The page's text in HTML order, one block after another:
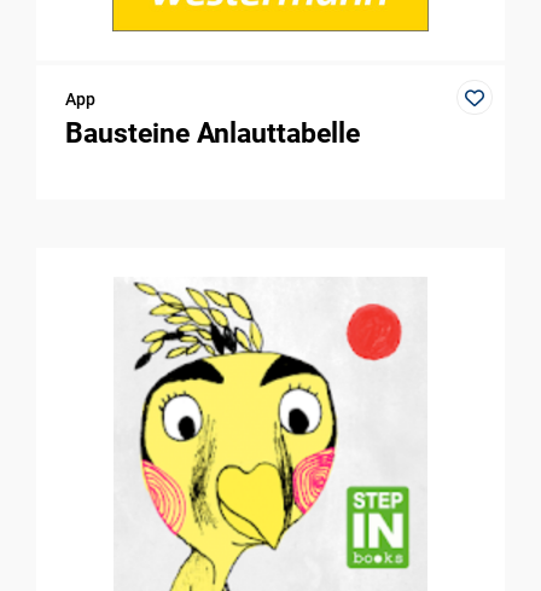
App
Bausteine Anlauttabelle